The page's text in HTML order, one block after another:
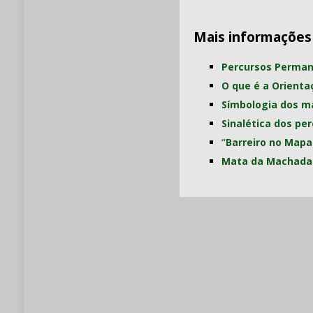
Mais informações
Percursos
O que é a
Símbologia dos
Sinalética dos
“Barreiro no
Mata da Machada